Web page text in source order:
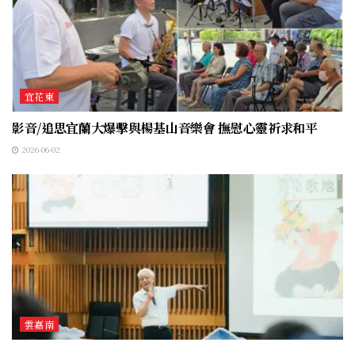
宜花東
影音/追思宜蘭大爆擊與楊基山音樂會 撫慰心靈祈求和平
2026-06-02
雲嘉南